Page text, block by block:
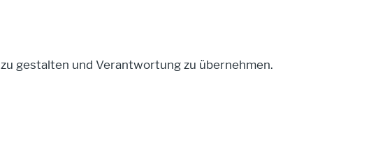
gestalten und Verantwortung zu übernehmen.